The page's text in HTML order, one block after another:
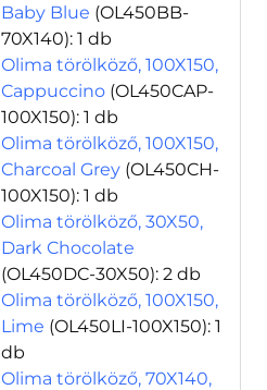
Baby Blue (OL450BB-
70X140): 1 db
Olima törölköző, 100X150,
Cappuccino (OL450CAP-
100X150): 1 db
Olima törölköző, 100X150,
Charcoal Grey (OL450CH-
100X150): 1 db
Olima törölköző, 30X50,
Dark Chocolate
(OL450DC-30X50): 2 db
Olima törölköző, 100X150,
Lime (OL450LI-100X150): 1
db
Olima törölköző, 70X140,